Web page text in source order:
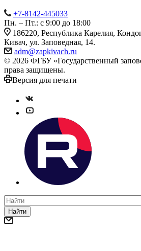
+7-8142-445033
Пн. – Пт.: с 9:00 до 18:00
186220, Республика Карелия,
Кивач, ул. Заповедная, 14.
adm@zapkivach.ru
© 2026 ФГБУ «Государственный
права защищены.
Версия для печати
Найти